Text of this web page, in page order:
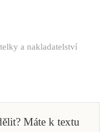
a nakladatelství
Máte k textu